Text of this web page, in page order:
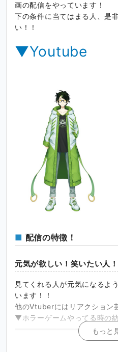
画の配信をやっています！
下の条件に当てはまる人、是
い！！
▼Youtube
配信の特徴！
元気が欲しい！笑いたい人！
見てくれる人が元気になるよ
います！！
他のVtuberにはリアクション
▼ホラーゲームやってる時の
もっと